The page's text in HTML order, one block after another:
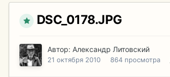
DSC_0178.JPG
Автор: Александр Литовский
21 октября 2010 864 просмотра